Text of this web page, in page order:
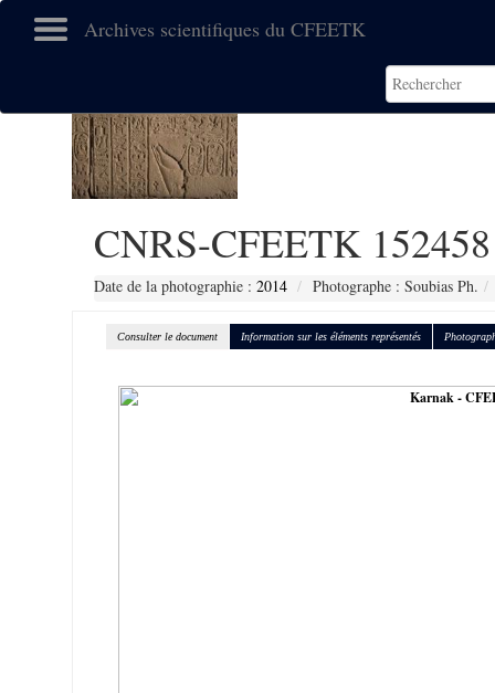
Archives scientifiques du CFEETK
CNRS-CFEETK 152458
Date de la photographie : 2014 Photographe : Soubias Ph.
Consulter le document Information sur les éléments représentés